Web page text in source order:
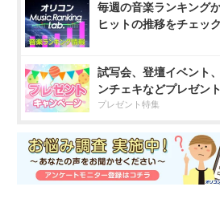
毎週の音楽ランキングか
ヒットの推移をチェッ
試写会、登壇イベント
ンチェキなどプレゼン
プレゼント特集